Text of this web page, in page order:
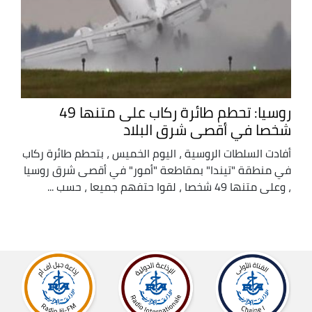
روسيا: تحطم طائرة ركاب على متنها 49
شخصا في أقصى شرق البلاد
أفادت السلطات الروسية ، اليوم الخميس ، بتحطم طائرة ركاب
في منطقة "تيندا" بمقاطعة "أمور" في أقصى شرق روسيا
، وعلى متنها 49 شخصا ، لقوا حتفهم جميعا ، حسب ...